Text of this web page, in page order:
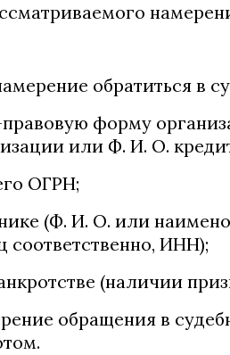
обратиться в
форму
или Ф. И. О.
ОГРН;
(Ф. И. О. или
ИНН);
(наличии
обращения в